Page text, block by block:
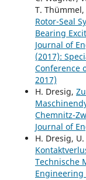
T. Thümmel,
Rotor-Seal
Bearing
Journal of
(2017):
Conference
2017)
H. Dresig,
Chemnitz-
Journal of
H. Dresig,
Technische
Engineering